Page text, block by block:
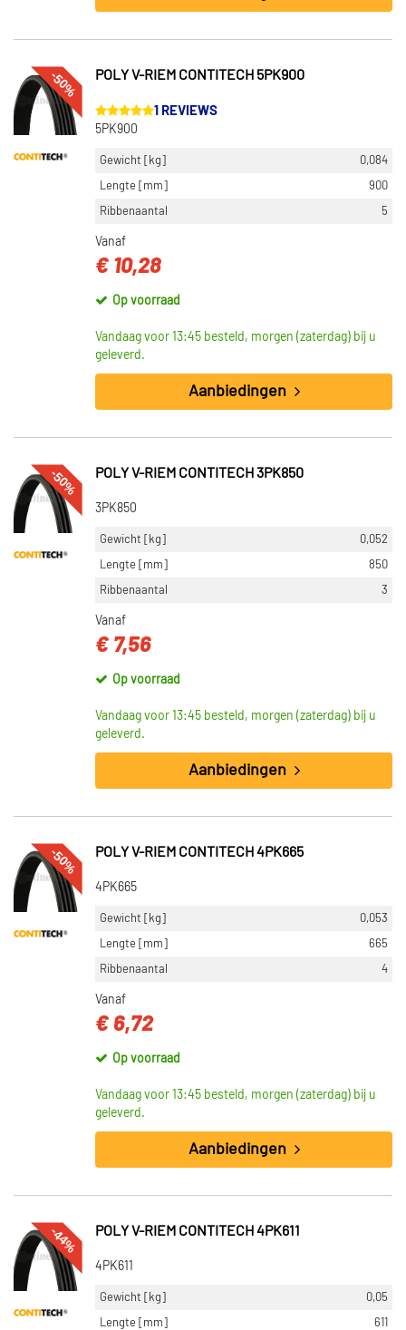
-50% POLY V-RIEM CONTITECH 5PK900
1 REVIEWS
5PK900
Gewicht [kg]
0,084
Lengte [mm]
900
Ribbenaantal
5
Vanaf
€ 10,28
Op voorraad
Vandaag voor 13:45 besteld, morgen (zaterdag) bij u
geleverd.
Aanbiedingen
-50% POLY V-RIEM CONTITECH 3PK850
3PK850
Gewicht [kg]
0,052
Lengte [mm]
850
Ribbenaantal
3
Vanaf
€ 7,56
Op voorraad
Vandaag voor 13:45 besteld, morgen (zaterdag) bij u
geleverd.
Aanbiedingen
-50% POLY V-RIEM CONTITECH 4PK665
4PK665
Gewicht [kg]
0,053
Lengte [mm]
665
Ribbenaantal
4
Vanaf
€ 6,72
Op voorraad
Vandaag voor 13:45 besteld, morgen (zaterdag) bij u
geleverd.
Aanbiedingen
-44% POLY V-RIEM CONTITECH 4PK611
4PK611
Gewicht [kg]
0,05
Lengte [mm]
611